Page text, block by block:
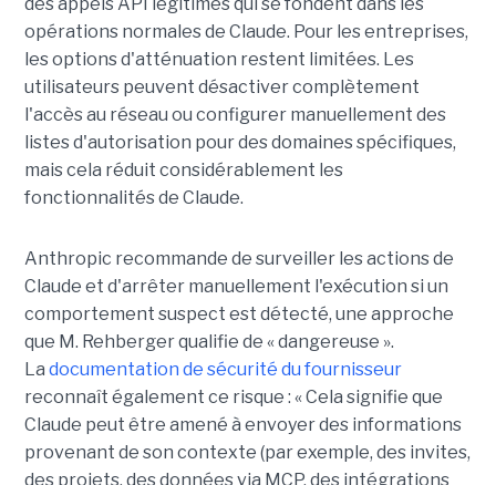
des appels API légitimes qui se fondent dans les
opérations normales de Claude. Pour les entreprises,
les options d'atténuation restent limitées. Les
utilisateurs peuvent désactiver complètement
l'accès au réseau ou configurer manuellement des
listes d'autorisation pour des domaines spécifiques,
mais cela réduit considérablement les
fonctionnalités de Claude.
Anthropic recommande de surveiller les actions de
Claude et d'arrêter manuellement l'exécution si un
comportement suspect est détecté, une approche
que M. Rehberger qualifie de « dangereuse ».
La documentation de sécurité du fournisseur
reconnaît également ce risque : « Cela signifie que
Claude peut être amené à envoyer des informations
provenant de son contexte (par exemple, des invites,
des projets, des données via MCP, des intégrations